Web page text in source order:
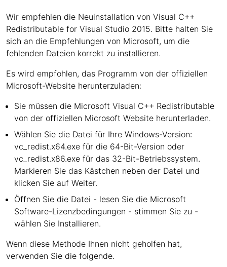
Wir empfehlen die Neuinstallation von Visual C++
Redistributable for Visual Studio 2015. Bitte halten Sie
sich an die Empfehlungen von Microsoft, um die
fehlenden Dateien korrekt zu installieren.
Es wird empfohlen, das Programm von der offiziellen
Microsoft-Website herunterzuladen:
Sie müssen die Microsoft Visual C++ Redistributable
von der offiziellen Microsoft Website herunterladen.
Wählen Sie die Datei für Ihre Windows-Version:
vc_redist.x64.exe für die 64-Bit-Version oder
vc_redist.x86.exe für das 32-Bit-Betriebssystem.
Markieren Sie das Kästchen neben der Datei und
klicken Sie auf Weiter.
Öffnen Sie die Datei - lesen Sie die Microsoft
Software-Lizenzbedingungen - stimmen Sie zu -
wählen Sie Installieren.
Wenn diese Methode Ihnen nicht geholfen hat,
verwenden Sie die folgende.